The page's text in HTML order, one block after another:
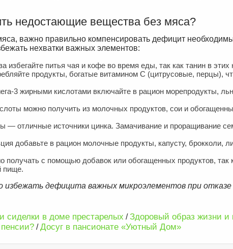
недостающие вещества без мяса?
важно правильно компенсировать дефицит
нехватки важных элементов:
избегайте питья чая и кофе во время еды, так как танин в этих
продукты, богатые витамином C (цитрусовые, перцы),
3 жирными кислотами включайте в рацион морепродукты,
можно получить из молочных продуктов, сои и
— отличные источники цинка. Замачивание и проращивание
добавьте в рацион молочные продукты, капусту, брокколи,
получать с помощью добавок или обогащенных продуктов, так
пище.
избежать дефицита важных микроэлементов при
сиделки в доме престарелых /Здоровый образ жизни и
/Досуг в пансионате «Уютный Дом»